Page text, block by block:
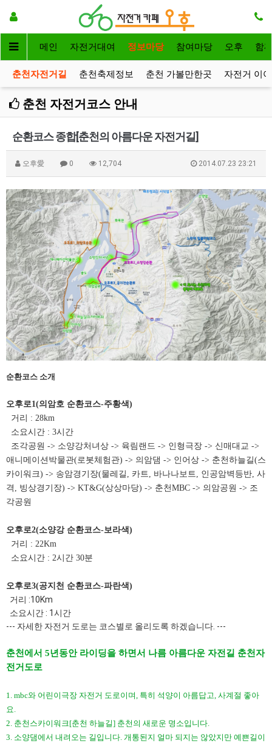
메인 자전거대여 정보마당 참여마당 오후 함
춘천자전거길 춘천축제정보 춘천 가볼만한곳 자전거 이
춘천 자전거코스 안내
순환코스 종합[춘천의 아름다운 자전거길]
오후愛 0 12,704 2014.07.23 23:21
순환코스 소개
오후로1(의암호 순환코스-주황색)
거리 : 28km
소요시간 : 3시간
조각공원 -> 소양강처녀상 -> 육림랜드 -> 인형극장 -> 신매대교 ->
애니메이션박물관(로봇체험관) -> 의암댐 -> 인어상 -> 춘천하늘길(스
카이워크) -> 송암경기장(물레길, 카트, 바나나보트, 인공암벽등반, 사
격, 빙상경기장) -> KT&G(상상마당) -> 춘천MBC -> 의암공원 -> 조
각공원
오후로2(소양강 순환코스-보라색)
거리 : 22Km​
소요시간 : 2시간 30분
오후로3(공지천 순환코스-파란색)​
거리 :10Km
소요시간 : 1시간
--- 자세한 자전거 도로는 코스별로 올리도록 하겠습니다. ---
춘천에서 5년동안 라이딩을 하면서 나름 아름다운 자전길 춘천자
전거도로
1. mbc와 어린이극장 자전거 도로이며, 특히 석양이 아름답고, 사계절 좋아
요.
2. 춘천스카이워크[춘천 하늘길] 춘천의 새로운 명소입니다.
3. 소양댐에서 내려오는 길입니다. 개통된지 얼마 되지는 않았지만 예쁜길이